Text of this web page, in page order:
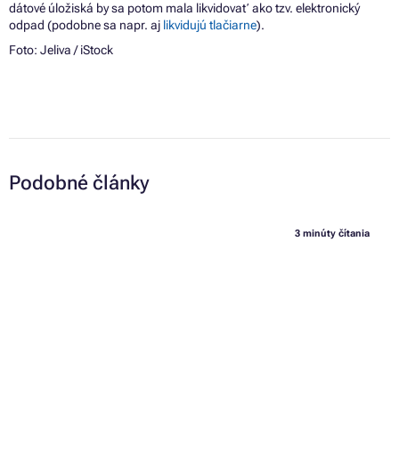
dátové úložiská bysa potom mala likvidovať ako tzv. elektronický
odpad (podobnesa napr. aj likvidujú tlačiarne).
Foto: Jeliva / iStock
Podobné články
3 minúty čítania